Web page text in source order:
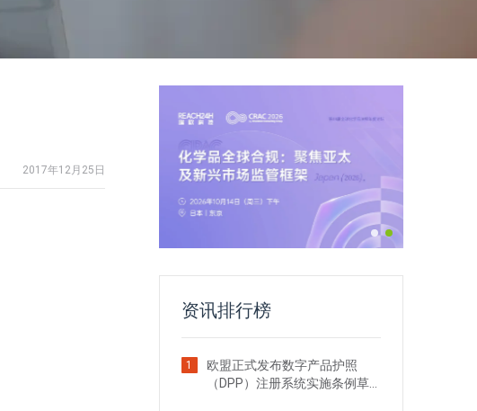
2017年12月25日
资讯排行榜
1
欧盟正式发布数字产品护照
（DPP）注册系统实施条例草